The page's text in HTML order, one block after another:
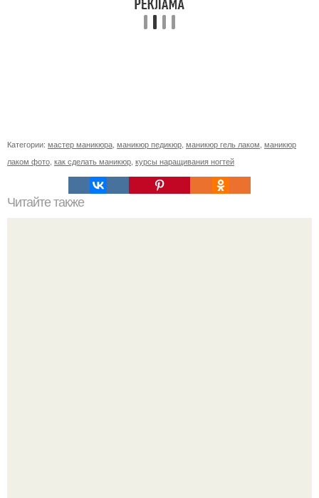
Категории: мастер маникюра маникюр педикюр маникюр гель лаком маникюр
лаком фото как сделать маникюр курсы наращивания ногтей
Читайте также